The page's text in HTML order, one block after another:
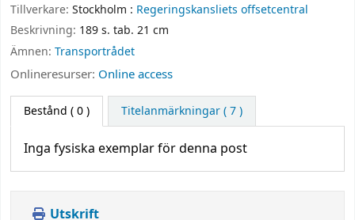
Tillverkare: Stockholm : Regeringskansliets offsetcentral
Beskrivning: 189 s. tab. 21 cm
Ämnen: Transportrådet
Onlineresurser: Online access
Bestånd ( 0 ) Titelanmärkningar ( 7 )
Inga fysiska exemplar för denna post
Utskrift